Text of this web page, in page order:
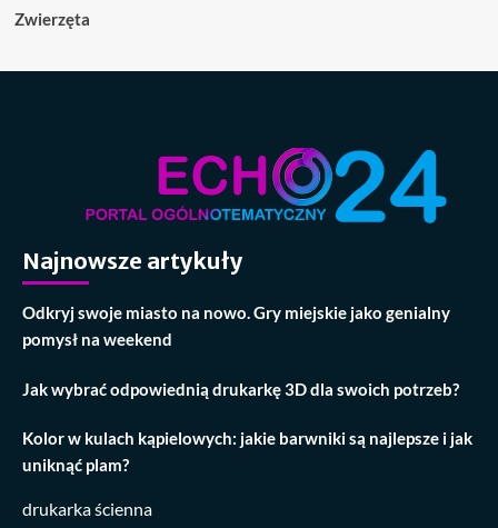
Zwierzęta
Najnowsze artykuły
Odkryj swoje miasto na nowo. Gry miejskie jako genialny
pomysł na weekend
Jak wybrać odpowiednią drukarkę 3D dla swoich potrzeb?
Kolor w kulach kąpielowych: jakie barwniki są najlepsze i jak
uniknąć plam?
drukarka ścienna